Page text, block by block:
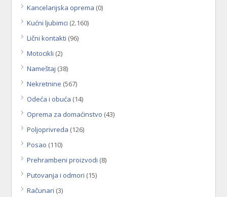
Kancelarijska oprema (0)
Kućni ljubimci (2.160)
Lični kontakti (96)
Motocikli (2)
Nameštaj (38)
Nekretnine (567)
Odeća i obuća (14)
Oprema za domaćinstvo (43)
Poljoprivreda (126)
Posao (110)
Prehrambeni proizvodi (8)
Putovanja i odmori (15)
Računari (3)